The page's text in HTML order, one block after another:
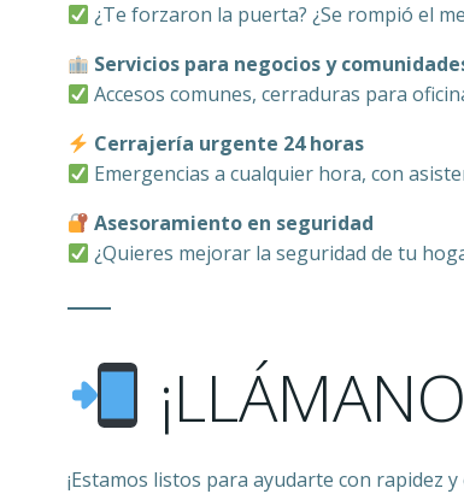
¿Te forzaron la puerta? ¿Se rompió el
Servicios para negocios y
Accesos comunes, cerraduras para
Cerrajería urgente 24 horas
Emergencias a cualquier hora, con
Asesoramiento en seguridad
¿Quieres mejorar la seguridad de tu
¡Estamos listos para ayudarte con rapidez y